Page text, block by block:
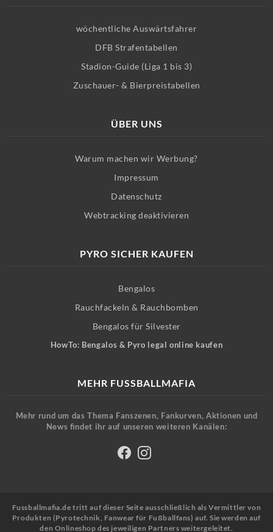
wöchentliche Auswärtsfahrer
DFB Strafentabellen
Stadion-Guide (Liga 1 bis 3)
Zuschauer- & Bierpreistabellen
ÜBER UNS
Warum machen wir Werbung?
Impressum
Datenschutz
Webtracking deaktivieren
PYRO SICHER KAUFEN
Bengalos
Rauchfackeln & Rauchbomben
Bengalos für Silvester
HowTo: Bengalos & Pyro legal online kaufen
MEHR FUSSBALLMAFIA
Mehr rund um das Thema Fanszenen, Fankurven, Aktionen und
News findet ihr auf unseren weiteren Kanälen:
Fussballmafia.de tritt auf dieser Seite ausschließlich als Vermittler von
Produkten (Pyrotechnik, Fanwear für Fußballfans) auf. Sie werden auf
den Onlineshop des jeweiligen Partners weitergeleitet.